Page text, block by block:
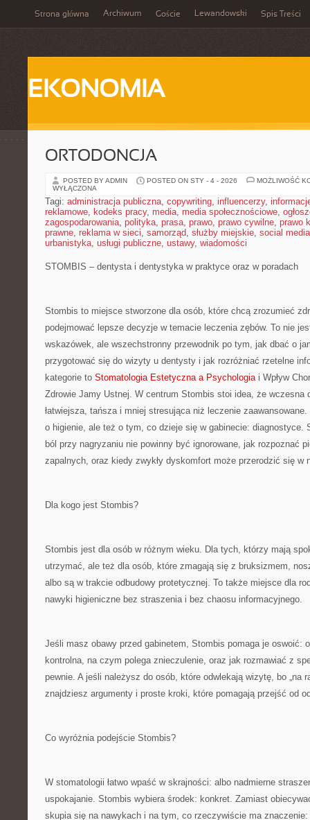
Strona główna Archiwum Goście Lewandowski Spis Treści
EKONOMIA
ORTODONCJA
POSTED BY ADMIN POSTED ON STY - 4 - 2026
MOŻLIWOŚĆ
WYŁĄCZONA
Tagi: administracja publiczna, copywriting, influencerzy,
reklamowe, kodeks pracy, media, media społecznościowe,
zagospodarowania, polityka, prasa, prawo, prawo cywilne, prawo
prawne, reklama w sieci, samorząd, służby miejskie, social media
urbanistyka, usługi publiczne, ustawy, wiadomości
STOMBIS – dentysta i dentystyka w praktyce oraz w poradach
Stombis to miejsce stworzone dla osób, które chcą zrozumieć
podejmować lepsze decyzje w temacie leczenia zębów. To nie
wskazówek, ale wszechstronny przewodnik po tym, jak dbać o
przygotować się do wizyty u dentysty i jak rozróżniać rzetelne
kategorie to Stomatologia Estetyczna a Psychologiai Wpływ
Zdrowie Jamy Ustnej. W centrum Stombis stoi idea, że wczesna
łatwiejsza, tańsza i mniej stresująca niż leczenie
o higienie, ale też o tym, co dzieje się w gabinecie: diagnostyce.
ból przy nagryzaniu nie powinny być ignorowane, jak rozpoznać
zapalnych, oraz kiedy zwykły dyskomfort może przerodzić się w
Dla kogo jest Stombis?
Stombis jest dla osób w różnym wieku. Dla tych, którzy mają
utrzymać, ale też dla osób, które zmagają się z bruksizmem,
albo są w trakcie odbudowy protetycznej. To także miejsce dla
nawyki higieniczne bez straszenia i bez chaosu informacyjnego.
Jeśli masz obawy przed gabinetem, Stombis pomaga je oswoić:
kontrolna, na czym polega znieczulenie, oraz jak rozmawiać z
pewnie. A jeśli należysz do osób, które odwlekają wizytę, bo „na
znajdziesz argumenty i proste kroki, które pomagają przejść od
Co wyróżnia podejście Stombis?
W stomatologii łatwo wpaść w skrajności: albo nadmierne
uspokajanie. Stombis wybiera środek: konkret. Zamiast
skupia się na nawykach i na tym, co rzeczywiście ma